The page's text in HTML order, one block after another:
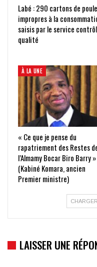
Labé : 290 cartons de
impropres à la
saisis par le service
qualité
À LA UNE
« Ce que je pense du
rapatriement des Restes
l’Almamy Bocar Biro Barry »
(Kabiné Komara, ancien
Premier ministre)
LAISSER UNE